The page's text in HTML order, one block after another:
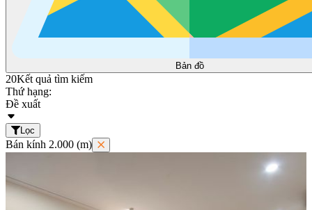
Bản đồ
20Kết quả tìm kiếm
Thứ hạng:
Đề xuất
Lọc
Bán kính 2.000 (m)